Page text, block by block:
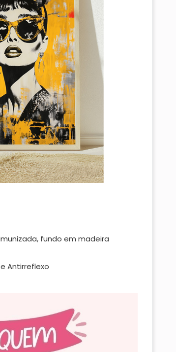
fundo em madeira
Antirreflexo